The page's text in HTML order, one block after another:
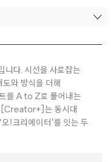
다. 시선을 사로잡는
와 방식을 더해
를 A to Z로 풀어내는
[Creator+]는 동시대
!크리에이터’를 잇는 두